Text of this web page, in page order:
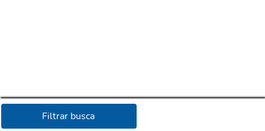
Filtrar busca